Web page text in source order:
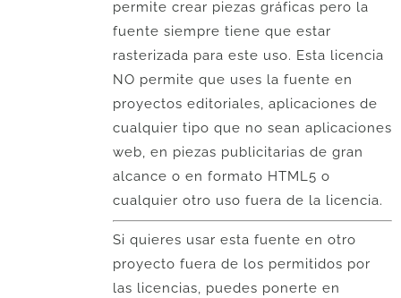
permite crear piezas gráficas pero la
fuente siempre tiene que estar
rasterizada para este uso. Esta licencia
NO permite que uses la fuente en
proyectos editoriales, aplicaciones de
cualquier tipo que no sean aplicaciones
web, en piezas publicitarias de gran
alcance o en formato HTML5 o
cualquier otro uso fuera de la licencia.
Si quieres usar esta fuente en otro
proyecto fuera de los permitidos por
las licencias, puedes ponerte en